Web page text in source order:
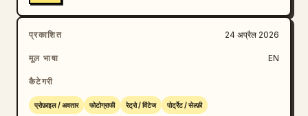
प्रकाशित 24 अप्रैल 2026
मूल भाषा EN
कैटेगरी
प्रोफ़ाइल / अवतार फोटोग्राफी रेट्रो / विंटेज पोर्ट्रेट / सेल्फ़ी